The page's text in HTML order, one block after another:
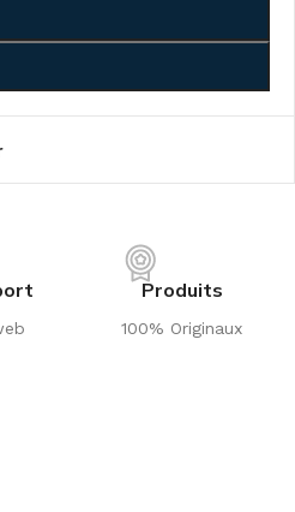
Produits
100% Originaux